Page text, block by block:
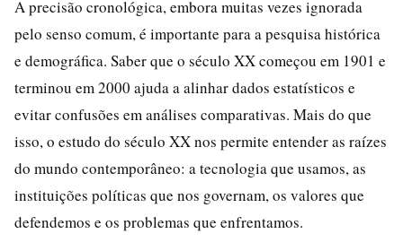
A precisão cronológica, embora muitas vezes ignorada
pelo senso comum, é importante para a pesquisa histórica
e demográfica. Saber que o século XX começou em 1901 e
terminou em 2000 ajuda a alinhar dados estatísticos e
evitar confusões em análises comparativas. Mais do que
isso, o estudo do século XX nos permite entender as raízes
do mundo contemporâneo: a tecnologia que usamos, as
instituições políticas que nos governam, os valores que
defendemos e os problemas que enfrentamos.